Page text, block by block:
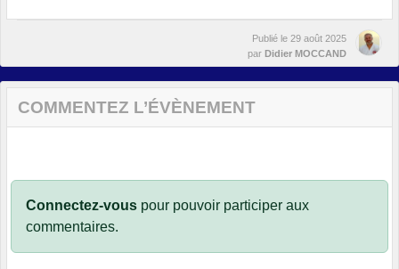
Publié le 29 août 2025
par Didier MOCCAND
COMMENTEZ L’ÉVÈNEMENT
Connectez-vous pour pouvoir participer aux
commentaires.